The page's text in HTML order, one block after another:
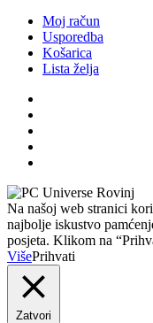
Moj račun
Usporedba
Košarica
Lista želja
Na našoj web stranici
najbolje iskustvo
posjeta. Klikom na
VišePrihvati
Zatvori